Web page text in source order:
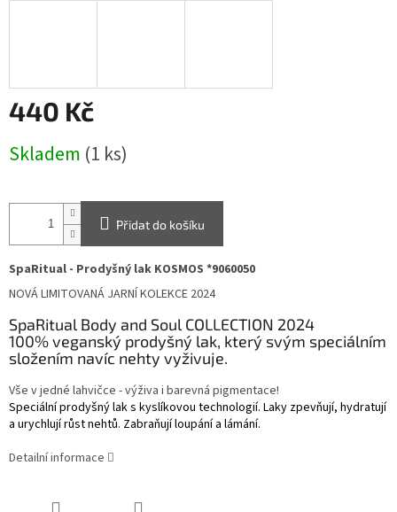
440 Kč
cena:
Skladem (1 ks)
Přidat do košíku
SpaRitual - Prodyšný lak KOSMOS *9060050
NOVÁLIMITOVANÁ JARNÍKOLEKCE 2024
SpaRitual Body and Soul COLLECTION 2024
100% veganský prodyšný lak, který svým speciálním
složením navíc nehty vyživuje.
Vše v jedné lahvičce - výživa i barevná pigmentace!
Speciální prodyšný lak s kyslíkovou technologií. Laky zpevňují, hydratují
a urychlují růst nehtů. Zabraňují loupání a lámání.
Detailní informace